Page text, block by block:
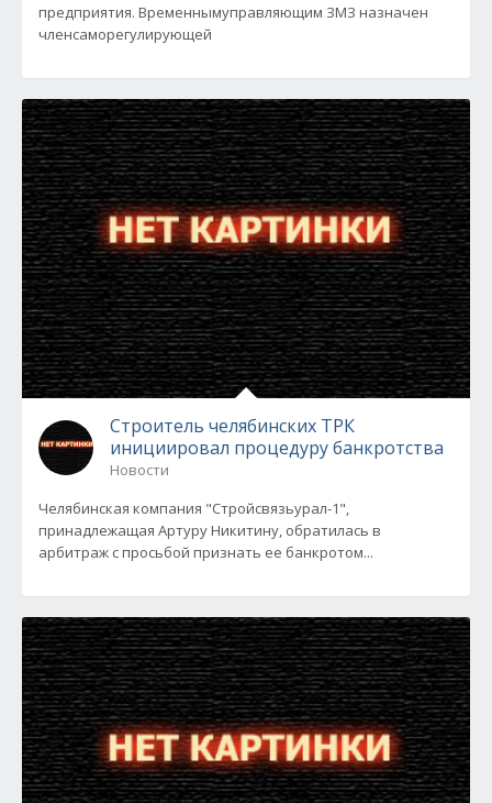
предприятия. Временнымуправляющим ЗМЗ назначен
членсаморегулирующей
Cтроитель челябинских ТРК
инициировал процедуру банкротства
Новости
Челябинская компания "Стройсвязьурал-1",
принадлежащая Артуру Никитину, обратилась в
арбитраж с просьбой признать ее банкротом...